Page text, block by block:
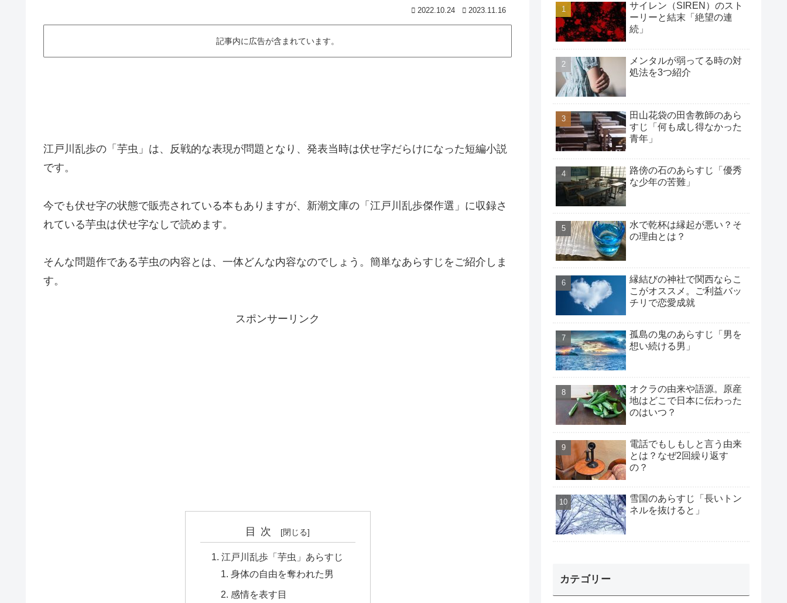
2022.10.24 2023.11.16
記事内に広告が含まれています。
江戸川乱歩の「芋虫」は、反戦的な表現が問題となり、発表当時は伏せ字だらけになった短編小説
です。
今でも伏せ字の状態で販売されている本もありますが、新潮文庫の「江戸川乱歩傑作選」に収録さ
れている芋虫は伏せ字なしで読めます。
そんな問題作である芋虫の内容とは、一体どんな内容なのでしょう。簡単なあらすじをご紹介しま
す。
スポンサーリンク
目次
江戸川乱歩「芋虫」あらすじ
身体の自由を奪われた男
感情を表す目
サイレン（SIREN）のスト
ーリーと結末「絶望の連
続」
メンタルが弱ってる時の対
処法を3つ紹介
田山花袋の田舎教師のあら
すじ「何も成し得なかった
青年」
路傍の石のあらすじ「優秀
な少年の苦難」
水で乾杯は縁起が悪い？そ
の理由とは？
縁結びの神社で関西ならこ
こがオススメ。ご利益バッ
チリで恋愛成就
孤島の鬼のあらすじ「男を
想い続ける男」
オクラの由来や語源。原産
地はどこで日本に伝わった
のはいつ？
電話でもしもしと言う由来
とは？なぜ2回繰り返す
の？
雪国のあらすじ「長いトン
ネルを抜けると」
カテゴリー